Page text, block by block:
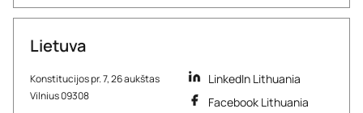
Lietuva
Konstitucijos pr. 7, 26 aukštas
Vilnius 09308
LinkedIn Lithuania
Facebook Lithuania